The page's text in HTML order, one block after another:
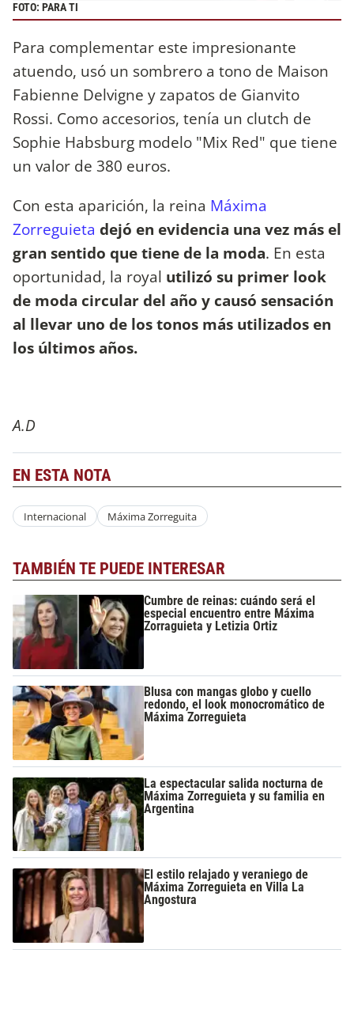
FOTO: PARA TI
Para complementar este impresionante
atuendo, usó un sombrero a tono de Maison
Fabienne Delvigne y zapatos de Gianvito
Rossi. Como accesorios, tenía un clutch de
Sophie Habsburg modelo "Mix Red" que tiene
un valor de 380 euros.
Con esta aparición, la reina Máxima
Zorreguieta dejó en evidencia una vez más el
gran sentido que tiene de la moda. En esta
oportunidad, la royal utilizó su primer look
de moda circular del año y causó sensación
al llevar uno de los tonos más utilizados en
los últimos años.
A.D
EN ESTA NOTA
Internacional Máxima Zorreguita
TAMBIÉN TE PUEDE INTERESAR
Cumbre de reinas: cuándo será el
especial encuentro entre Máxima
Zorraguieta y Letizia Ortiz
Blusa con mangas globo y cuello
redondo, el look monocromático de
Máxima Zorreguieta
La espectacular salida nocturna de
Máxima Zorreguieta y su familia en
Argentina
El estilo relajado y veraniego de
Máxima Zorreguieta en Villa La
Angostura